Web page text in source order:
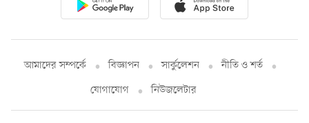
আমাদের সম্পর্কে বিজ্ঞাপন সার্কুলেশন
নীতি ও শর্ত
যোগাযোগ
নিউজলেটার